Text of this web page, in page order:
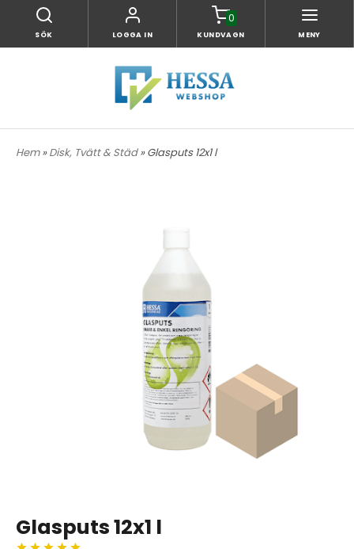
SÖK LOGGA IN
0
KUNDVAGN MENY
Hem»Disk, Tvätt & Städ» Glasputs 12x1 l
Glasputs 12x1 l